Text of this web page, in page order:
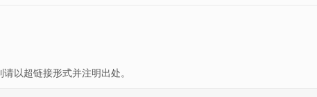
以超链接形式并注明出处。